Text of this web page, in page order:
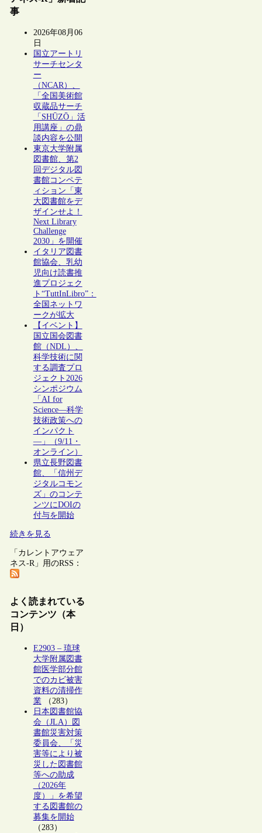
事
2026年08月06
日
国立アートリ
サーチセンタ
ー
（NCAR）、
「全国美術館
収蔵品サーチ
「SHŪZŌ」活
用講座」の鼎
談内容を公開
東京大学附属
図書館、第2
回デジタル図
書館コンペテ
ィション「東
大図書館をデ
ザインせよ！
Next Library
Challenge
2030」を開催
イタリア図書
館協会、乳幼
児向け読書推
進プロジェク
ト“TuttInLibro”：
全国ネットワ
ークが拡大
【イベント】
国立国会図書
館（NDL）、
科学技術に関
する調査プロ
ジェクト2026
シンポジウム
「AI for
Science―科学
技術政策への
インパクト
―」（9/11・
オンライン）
県立長野図書
館、「信州デ
ジタルコモン
ズ」のコンテ
ンツにDOIの
付与を開始
続きを見る
「カレントアウェア
ネス-R」用のRSS：
よく読まれている
コンテンツ（本
日）
E2903 – 琉球
大学附属図書
館医学部分館
でのカビ被害
資料の清掃作
業（283）
日本図書館協
会（JLA）図
書館災害対策
委員会、「災
害等により被
災した図書館
等への助成
（2026年
度）」を希望
する図書館の
募集を開始
（283）